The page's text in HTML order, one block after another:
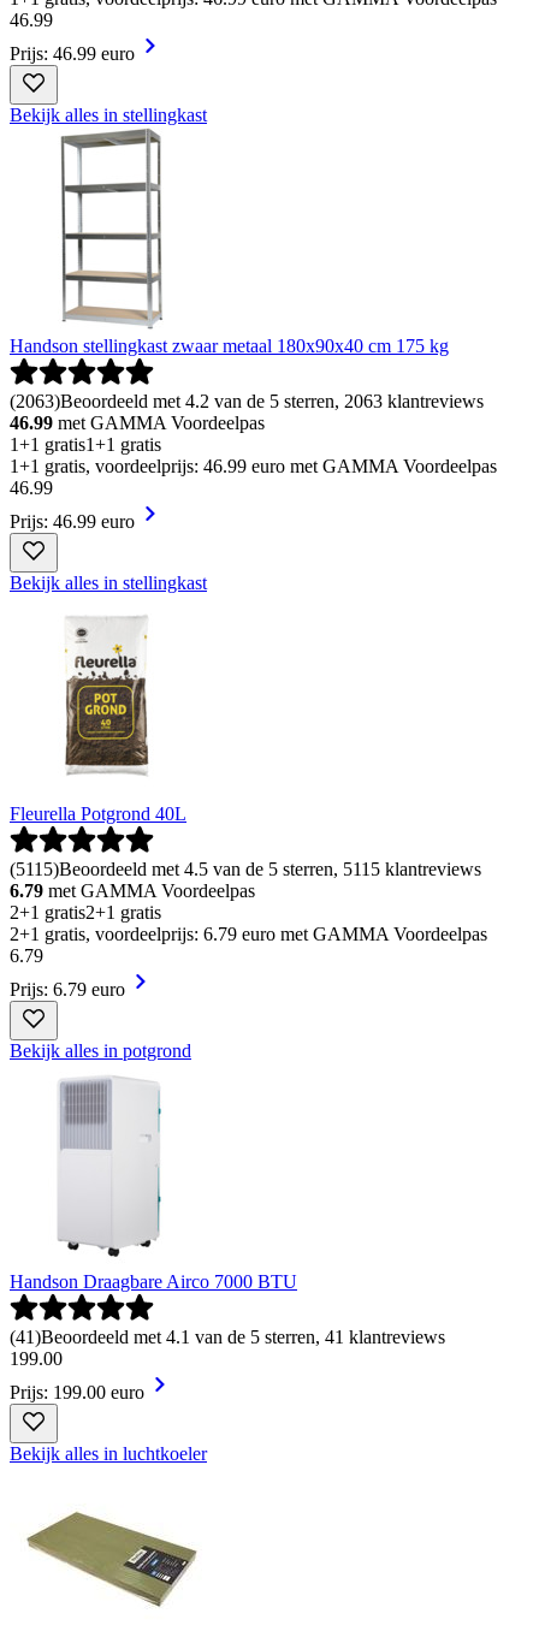
46.99
Prijs: 46.99 euro
Bekijk alles in stellingkast
Handson stellingkast zwaar metaal 180x90x40 cm 175 kg
(2063)Beoordeeld met 4.2 van de 5 sterren, 2063 klantreviews
46.99 met GAMMA Voordeelpas
1+1 gratis1+1 gratis
1+1 gratis, voordeelprijs: 46.99 euro met GAMMA Voordeelpas
46.99
Prijs: 46.99 euro
Bekijk alles in stellingkast
Fleurella Potgrond 40L
(5115)Beoordeeld met 4.5 van de 5 sterren, 5115 klantreviews
6.79 met GAMMA Voordeelpas
2+1 gratis2+1 gratis
2+1 gratis, voordeelprijs: 6.79 euro met GAMMA Voordeelpas
6.79
Prijs: 6.79 euro
Bekijk alles in potgrond
Handson Draagbare Airco 7000 BTU
(41)Beoordeeld met 4.1 van de 5 sterren, 41 klantreviews
199.00
Prijs: 199.00 euro
Bekijk alles in luchtkoeler